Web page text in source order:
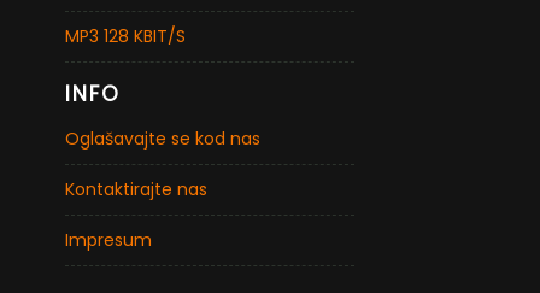
MP3 128 KBIT/S
INFO
Oglašavajte se kod nas
Kontaktirajte nas
Impresum